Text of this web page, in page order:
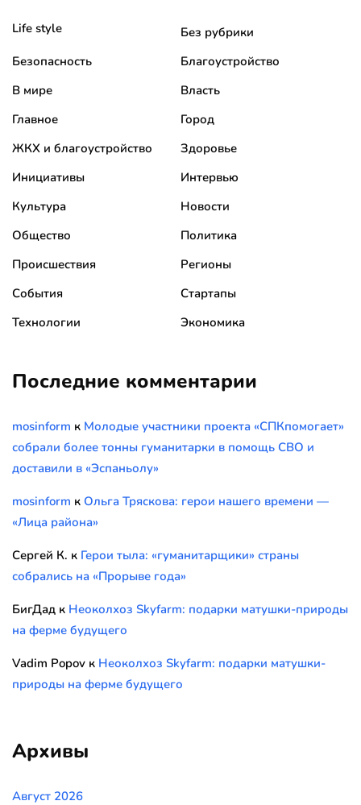
Life style
Без рубрики
Безопасность
Благоустройство
В мире
Власть
Главное
Город
ЖКХ и благоустройство
Здоровье
Инициативы
Интервью
Культура
Новости
Общество
Политика
Происшествия
Регионы
События
Стартапы
Технологии
Экономика
Последние комментарии
mosinform к Молодые участники проекта «СПКпомогает»
собрали более тонны гуманитарки в помощь СВО и
доставили в «Эспаньолу»
mosinform к Ольга Тряскова: герои нашего времени —
«Лица района»
Сергей К. к Герои тыла: «гуманитарщики» страны
собрались на «Прорыве года»
БигДад к Неоколхоз Skyfarm: подарки матушки-природы
на ферме будущего
Vadim Popov к Неоколхоз Skyfarm: подарки матушки-
природы на ферме будущего
Архивы
Август 2026